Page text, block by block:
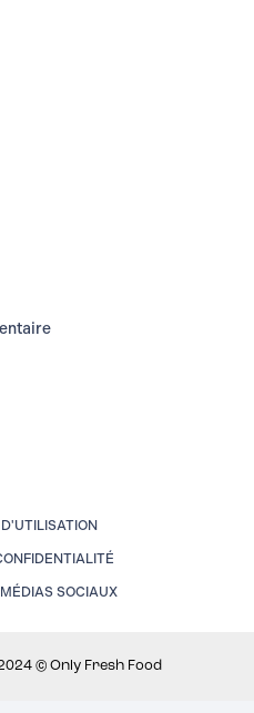
SOCIAUX
© Only Fresh Food